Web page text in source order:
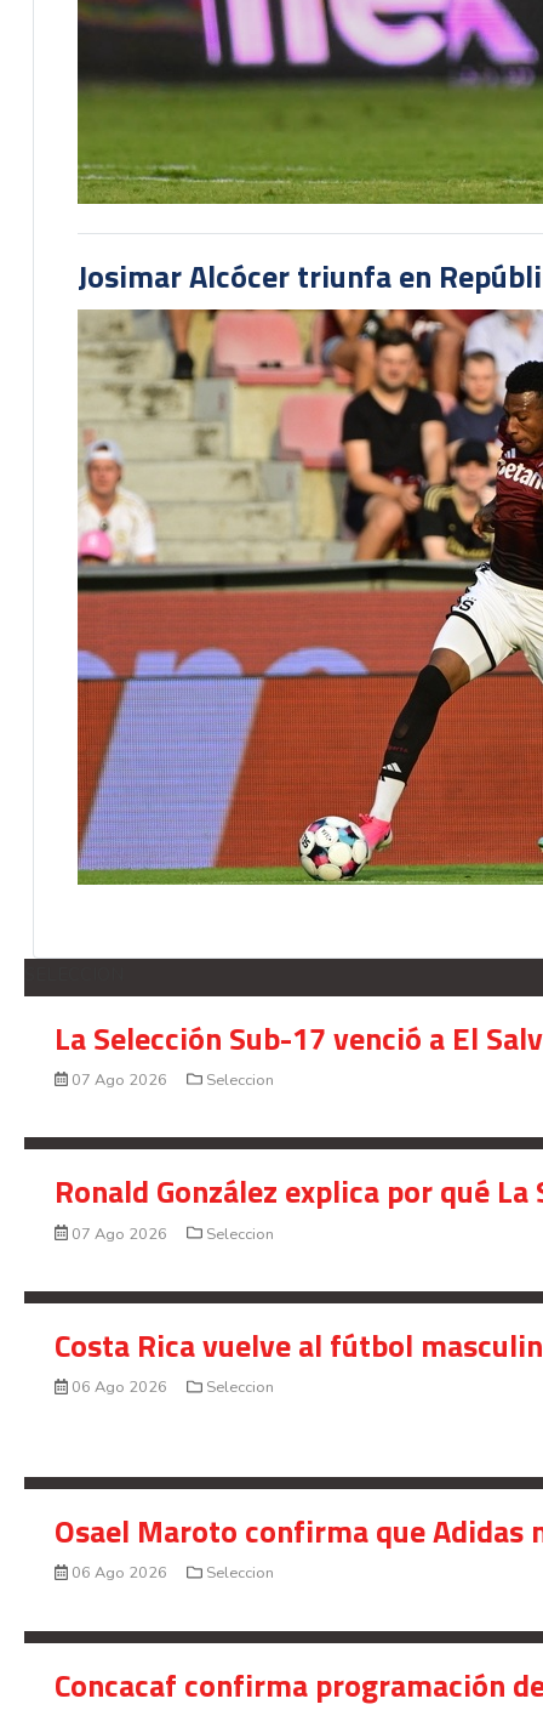
Josimar Alcócer triunfa en
La Selección Sub-17 venció a El
07 Ago 2026 Seleccion
Ronald González explica por qué
07 Ago 2026 Seleccion
Costa Rica vuelve al fútbol
06 Ago 2026 Seleccion
Osael Maroto confirma que Adidas
06 Ago 2026 Seleccion
Concacaf confirma programación